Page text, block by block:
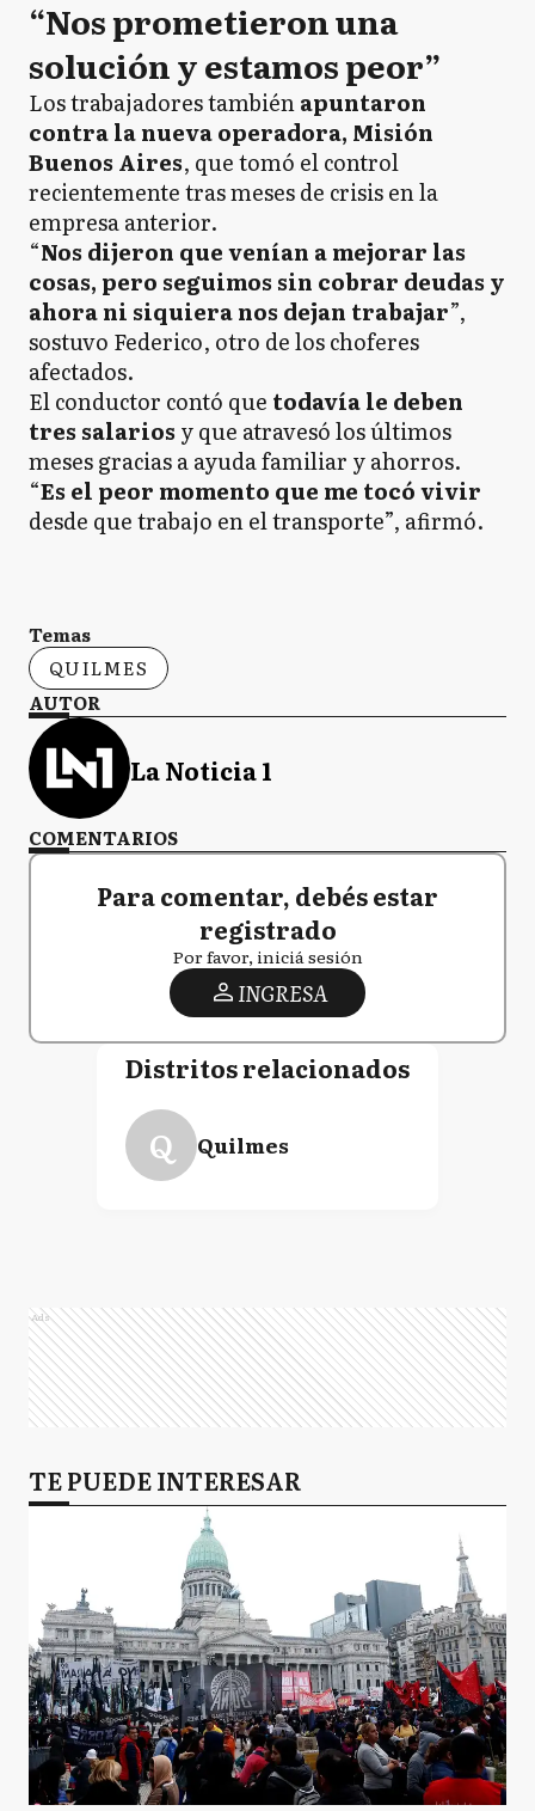
“Nos prometieron una
solución y estamos peor”
Los trabajadores tambiénapuntaron
contra la nueva operadora, Misión
Buenos Aires, que tomó el control
recientemente tras meses de crisis en la
empresa anterior.
“Nos dijeron que venían a mejorar las
cosas, pero seguimos sin cobrar deudas y
ahora ni siquiera nos dejan trabajar”,
sostuvo Federico, otro de los choferes
afectados.
El conductor contó que todavía le deben
tres salarios y que atravesó los últimos
meses gracias a ayuda familiar y ahorros.
“Es el peor momento que me tocó vivir
desde que trabajo en el transporte”, afirmó.
Temas
QUILMES
AUTOR
La Noticia 1
COMENTARIOS
Para comentar, debés estar
registrado
Por favor, iniciá sesión
INGRESA
Distritos relacionados
Q Quilmes
Ads
TE PUEDE INTERESAR